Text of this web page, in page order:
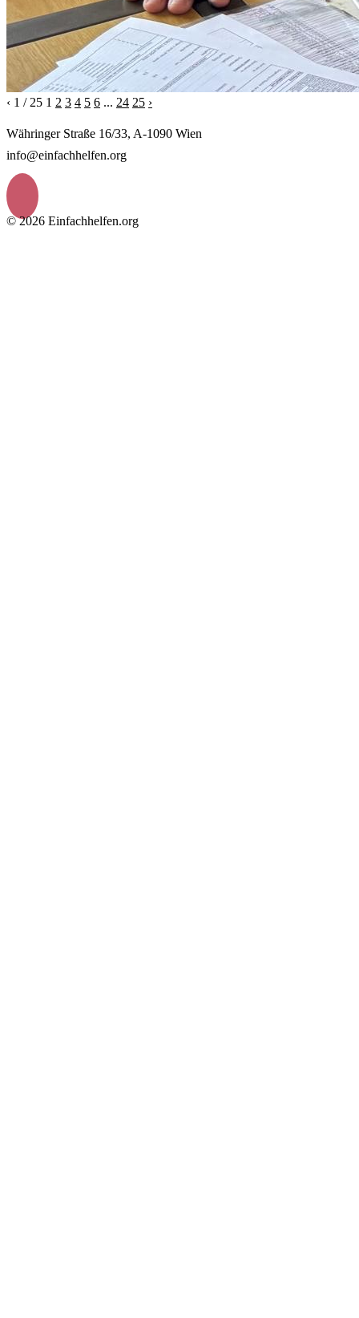
‹ 1 / 25 1 2 3 4 5 6 ... 24 25 ›
Währinger Straße 16/33, A-1090 Wien
info@einfachhelfen.org
© 2026 Einfachhelfen.org